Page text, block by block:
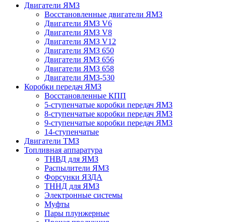
Двигатели ЯМЗ
Восстановленные двигатели ЯМЗ
Двигатели ЯМЗ V6
Двигатели ЯМЗ V8
Двигатели ЯМЗ V12
Двигатели ЯМЗ 650
Двигатели ЯМЗ 656
Двигатели ЯМЗ 658
Двигатели ЯМЗ-530
Коробки передач ЯМЗ
Восстановленные КПП
5-ступенчатые коробки передач ЯМЗ
8-ступенчатые коробки передач ЯМЗ
9-ступенчатые коробки передач ЯМЗ
14-ступенчатые
Двигатели ТМЗ
Топливная аппаратура
ТНВД для ЯМЗ
Распылители ЯМЗ
Форсунки ЯЗДА
ТННД для ЯМЗ
Электронные системы
Муфты
Пары плунжерные